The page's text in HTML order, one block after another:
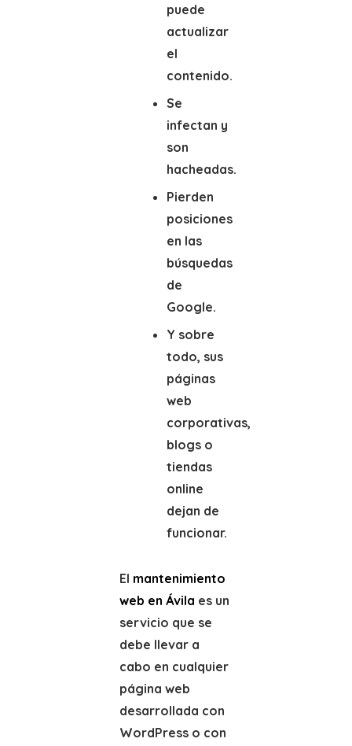
puede
actualizar
el
contenido.
Se
infectan y
son
hacheadas.
Pierden
posiciones
en las
búsquedas
de
Google.
Y sobre
todo, sus
páginas
web
corporativas,
blogs o
tiendas
online
dejan de
funcionar.
El mantenimiento
web en Ávila es un
servicio que se
debe llevar a
cabo en cualquier
página web
desarrollada con
WordPress o con